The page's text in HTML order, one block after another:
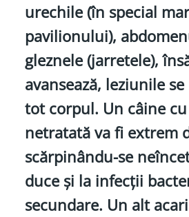
urechile (în special
pavilionului),
gleznele (jarretele),
avansează, leziunile
tot corpul. Un câine
netratată va fi extrem
scărpinându-se
duce și la infecții
secundare. Un alt